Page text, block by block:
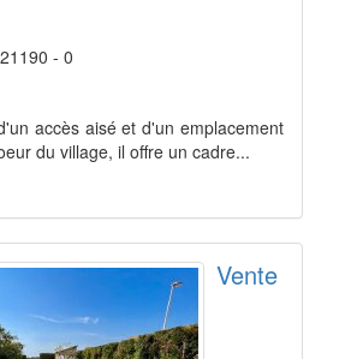
- 0
accès aisé et d'un emplacement
du village, il offre un cadre...
Vente